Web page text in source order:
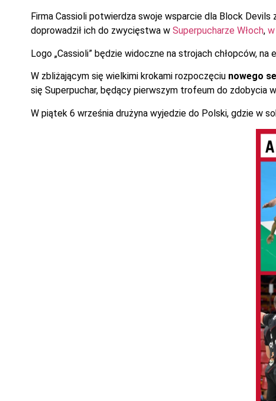
Firma Cassioli potwierdza swoje wsparcie dla Block
doprowadził ich do zwycięstwa w Superpucharze Włoch,
Logo „Cassioli” będzie widoczne na strojach chłopców,
W zbliżającym się wielkimi krokami rozpoczęciu nowego
się Superpuchar, będący pierwszym trofeum do zdobycia
W piątek 6 września drużyna wyjedzie do Polski, gdzie w